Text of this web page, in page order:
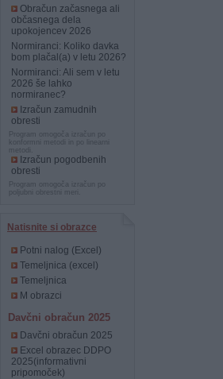
Obračun začasnega ali
občasnega dela
upokojencev 2026
Normiranci: Koliko davka
bom plačal(a) v letu 2026?
Normiranci: Ali sem v letu
2026 še lahko
normiranec?
Izračun zamudnih
obresti
Program omogoča izračun po
konformni metodi in po linearni
metodi.
Izračun pogodbenih
obresti
Program omogoča izračun po
poljubni obrestni meri.
Natisnite si obrazce
Potni nalog (Excel)
Temeljnica (excel)
Temeljnica
M obrazci
Davčni obračun 2025
Davčni obračun 2025
Excel obrazec DDPO
2025(informativni
pripomoček)